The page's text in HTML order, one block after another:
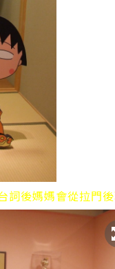
詞後媽媽會從拉門